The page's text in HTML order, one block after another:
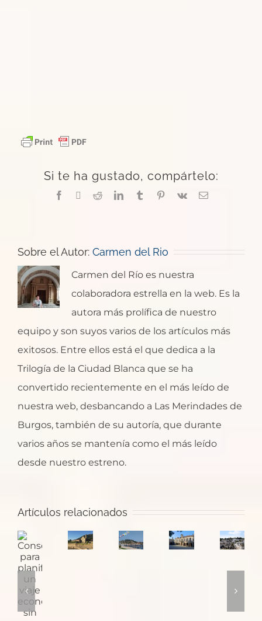
Si te ha gustado, compártelo:
Facebook RedditLinkedInTumblrPinterest
Vk
Correo
Sobre el Autor: Carmen del Rio
Carmen del Río es nuestra
colaboradora estrella en la web. Es la
autora más prolífica de nuestro
equipo y son suyos varios de los artículos más
exitosos. Entre ellos está el que dedica a la
Trilogía de la Ciudad Blanca que se ha
convertido recientemente en el más leído de
nuestra web, desbancando a Las Merindades de
Burgos, también de su autoría, que durante
varios años se mantenía como el más leído
desde nuestro estreno.
Artículos relacionados
Consejos
para
planificar
viaje
¿Dónde
empieza
Puglia